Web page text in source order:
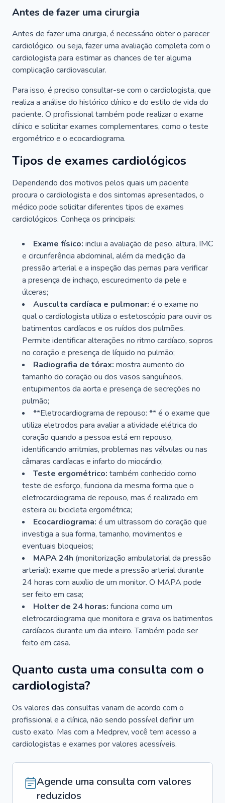
Antes de fazer uma cirurgia
Antes de fazer uma cirurgia, é necessário obter o parecer
cardiológico, ou seja, fazer uma avaliação completa com o
cardiologista para estimar as chances de ter alguma
complicação cardiovascular.
Para isso, é preciso consultar-se com o cardiologista, que
realiza a análise do histórico clínico e do estilo de vida do
paciente. O profissional também pode realizar o exame
clínico e solicitar exames complementares, como o teste
ergométrico e o ecocardiograma.
Tipos de exames cardiológicos
Dependendo dos motivos pelos quais um paciente
procura o cardiologista e dos sintomas apresentados, o
médico pode solicitar diferentes tipos de exames
cardiológicos. Conheça os principais:
Exame físico: inclui a avaliação de peso, altura, IMC
e circunferência abdominal, além da medição da
pressão arterial e a inspeção das pernas para verificar
a presença de inchaço, escurecimento da pele e
úlceras;
Ausculta cardíaca e pulmonar: é o exame no
qual o cardiologista utiliza o estetoscópio para ouvir os
batimentos cardíacos e os ruídos dos pulmões.
Permite identificar alterações no ritmo cardíaco, sopros
no coração e presença de líquido no pulmão;
Radiografia de tórax: mostra aumento do
tamanho do coração ou dos vasos sanguíneos,
entupimentos da aorta e presença de secreções no
pulmão;
**Eletrocardiograma de repouso: ** é o exame que
utiliza eletrodos para avaliar a atividade elétrica do
coração quando a pessoa está em repouso,
identificando arritmias, problemas nas válvulas ou nas
câmaras cardíacas e infarto do miocárdio;
Teste ergométrico: também conhecido como
teste de esforço, funciona da mesma forma que o
eletrocardiograma de repouso, mas é realizado em
esteira ou bicicleta ergométrica;
Ecocardiograma: é um ultrassom do coração que
investiga a sua forma, tamanho, movimentos e
eventuais bloqueios;
MAPA 24h (monitorização ambulatorial da pressão
arterial): exame que mede a pressão arterial durante
24 horas com auxílio de um monitor. O MAPA pode
ser feito em casa;
Holter de 24 horas: funciona como um
eletrocardiograma que monitora e grava os batimentos
cardíacos durante um dia inteiro. Também pode ser
feito em casa.
Quanto custa uma consulta com o
cardiologista?
Os valores das consultas variam de acordo com o
profissional e a clínica, não sendo possível definir um
custo exato. Mas com a Medprev, você tem acesso a
cardiologistas e exames por valores acessíveis.
Agende uma consulta com valores
reduzidos